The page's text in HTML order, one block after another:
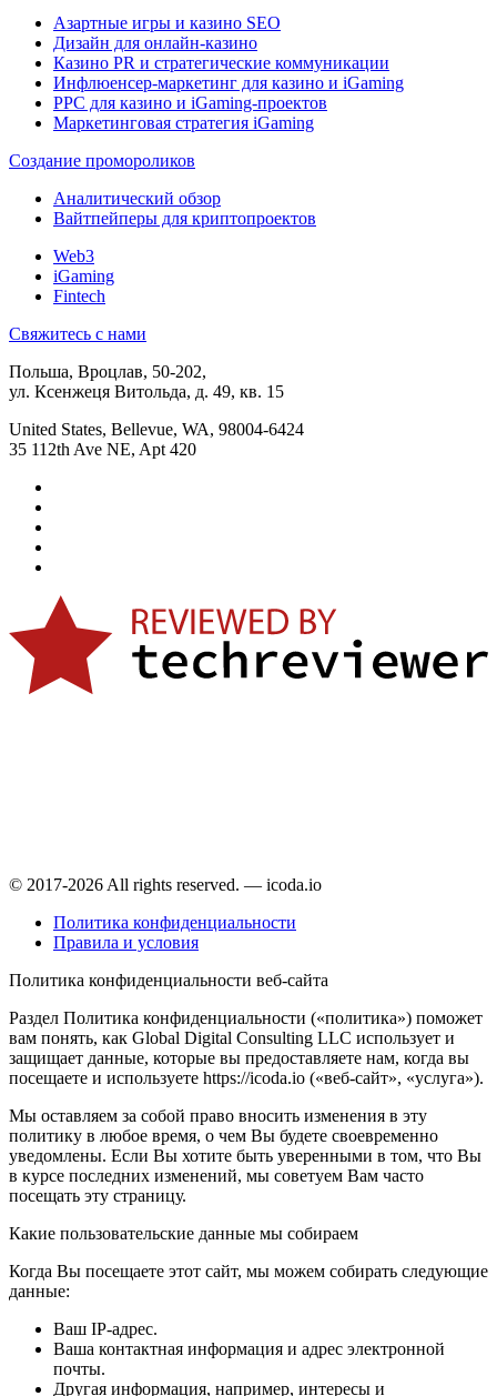
Азартные игры и казино SEO
Дизайн для онлайн-казино
Казино PR и стратегические коммуникации
Инфлюенсер-маркетинг для казино и iGaming
PPC для казино и iGaming-проектов
Маркетинговая стратегия iGaming
Создание промороликов
Аналитический обзор
Вайтпейперы для криптопроектов
Web3
iGaming
Fintech
Свяжитесь с нами
Польша, Вроцлав, 50-202,
ул. Ксенжеця Витольда, д. 49, кв. 15
United States, Bellevue, WA, 98004-6424
35 112th Ave NE, Apt 420
© 2017-2026 All rights reserved. — icoda.io
Политика конфиденциальности
Правила и условия
Политика конфиденциальности веб-сайта
Раздел Политика конфиденциальности («политика») поможет
вам понять, как Global Digital Consulting LLC использует и
защищает данные, которые вы предоставляете нам, когда вы
посещаете и используете https://icoda.io («веб-сайт», «услуга»).
Мы оставляем за собой право вносить изменения в эту
политику в любое время, о чем Вы будете своевременно
уведомлены. Если Вы хотите быть уверенными в том, что Вы
в курсе последних изменений, мы советуем Вам часто
посещать эту страницу.
Какие пользовательские данные мы собираем
Когда Вы посещаете этот сайт, мы можем собирать следующие
данные:
Ваш IP-адрес.
Ваша контактная информация и адрес электронной
почты.
Другая информация, например, интересы и